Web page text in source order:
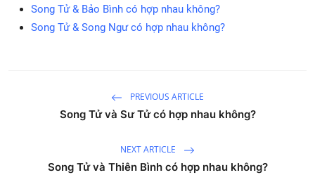
Song Tử & Bảo Bình có hợp nhau không?
Song Tử & Song Ngư có hợp nhau không?
PREVIOUS ARTICLE
Song Tử và Sư Tử có hợp nhau không?
NEXT ARTICLE
Song Tử và Thiên Bình có hợp nhau không?